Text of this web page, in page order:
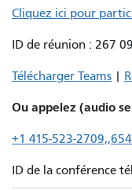
Cliquez ici pour
ID de réunion : 267
Télécharger Teams |
Ou appelez (audio
+1 415-523-
ID de la conférence